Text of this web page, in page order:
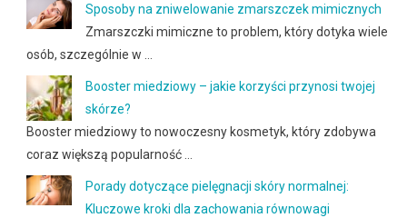
Sposoby na zniwelowanie zmarszczek mimicznych
Zmarszczki mimiczne to problem, który dotyka wiele
osób, szczególnie w …
Booster miedziowy – jakie korzyści przynosi twojej
skórze?
Booster miedziowy to nowoczesny kosmetyk, który zdobywa
coraz większą popularność …
Porady dotyczące pielęgnacji skóry normalnej:
Kluczowe kroki dla zachowania równowagi